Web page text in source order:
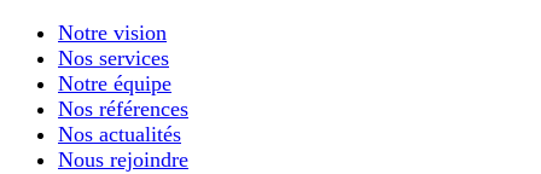
Notre vision
Nos services
Notre équipe
Nos références
Nos actualités
Nous rejoindre